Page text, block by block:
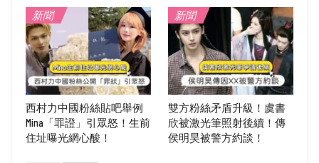
新聞
西村力中國粉絲貼吧舉例
Mina「罪證」引眾怒！生前
住址曝光網心酸！
新聞
雙方粉絲矛盾升級！虞書
欣被激光筆照射後續！傳
侯明昊被警方約談！